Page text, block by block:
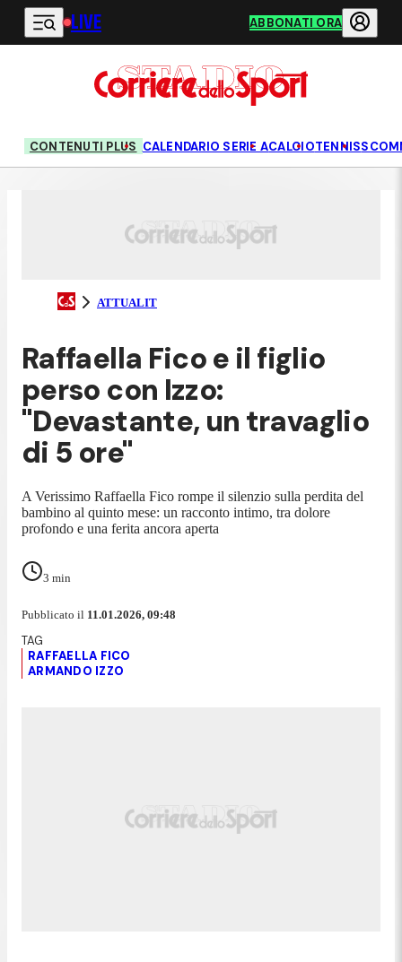
Vai al contenuto principale
LIVE ABBONATI ORA
CONTENUTI PLUS CALENDARIO SERIE ACALCIOTENNIS
ATTUALIT
Raffaella Fico e il figlio
perso con Izzo:
"Devastante, un travaglio
di 5 ore"
A Verissimo Raffaella Fico rompe il silenzio sulla perdita del
bambino al quinto mese: un racconto intimo, tra dolore
profondo e una ferita ancora aperta
3 min
Pubblicato il 11.01.2026, 09:48
RAFFAELLA FICO
ARMANDO IZZO